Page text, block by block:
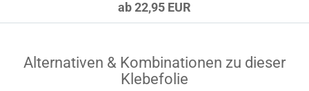
ab 22,95 EUR
Alternativen & Kombinationen zu dieser
Klebefolie